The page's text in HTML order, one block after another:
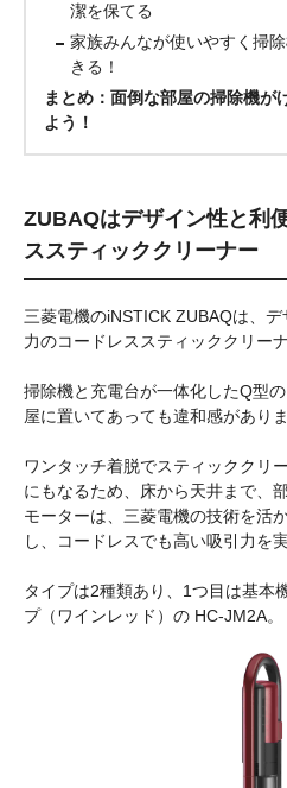
潔を保てる
家族みんなが使いやすく掃
きる！
まとめ：面倒な部屋の掃除機が
よう！
ZUBAQはデザイン性と利
ススティッククリーナー
三菱電機のiNSTICK ZUBAQは、
力のコードレススティッククリーナ
掃除機と充電台が一体化したQ型
屋に置いてあっても違和感がありま
ワンタッチ着脱でスティッククリ
にもなるため、床から天井まで、
モーターは、三菱電機の技術を活
し、コードレスでも高い吸引力を
タイプは2種類あり、1つ目は基本
プ（ワインレッド）の HC-JM2A。